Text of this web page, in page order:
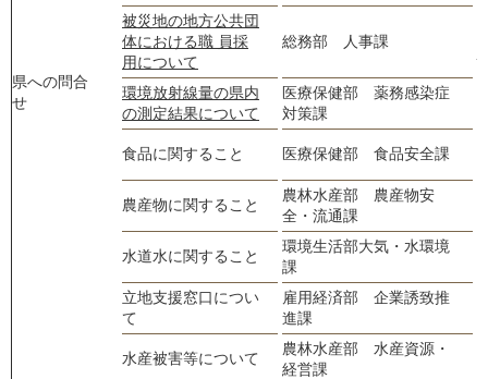
県への問合
せ
被災地の地方公共団
体における職 員採
用について
総務部 人事課
環境放射線量の県内
の測定結果について
医療保健部 薬務感染症
対策課
食品に関すること 医療保健部 食品安全課
農産物に関すること
農林水産部 農産物安
全・流通課
水道水に関すること
環境生活部大気・水環境
課
立地支援窓口につい
て
雇用経済部 企業誘致推
進課
水産被害等について
農林水産部 水産資源・
経営課